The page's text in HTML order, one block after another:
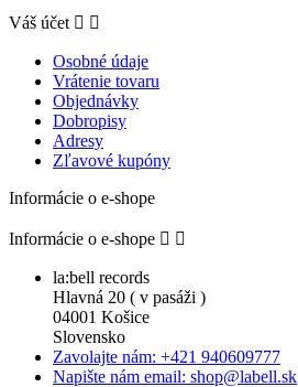
Váš účet  
Osobné údaje
Vrátenie tovaru
Objednávky
Dobropisy
Adresy
Zľavové kupóny
Informácie o e-shope
Informácie o e-shope  
la:bell records
Hlavná 20 ( v pasáži )
04001 Košice
Slovensko
Zavolajte nám: +421 940609777
Napište nám email: shop@labell.sk